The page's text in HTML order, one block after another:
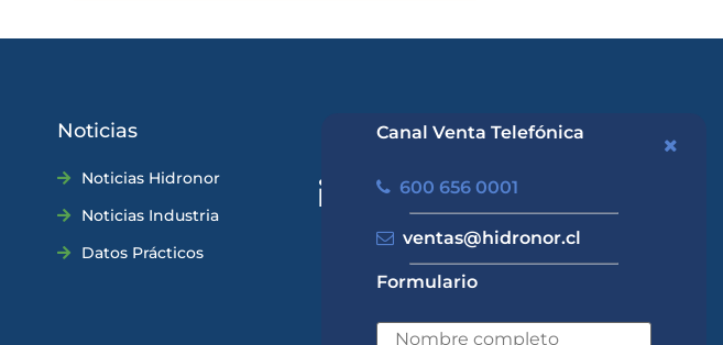
Canal Venta Telefónica
600 656 0001
ventas@hidronor.cl
Formulario
Noticias
Noticias Hidronor
Noticias Industria
Datos Prácticos